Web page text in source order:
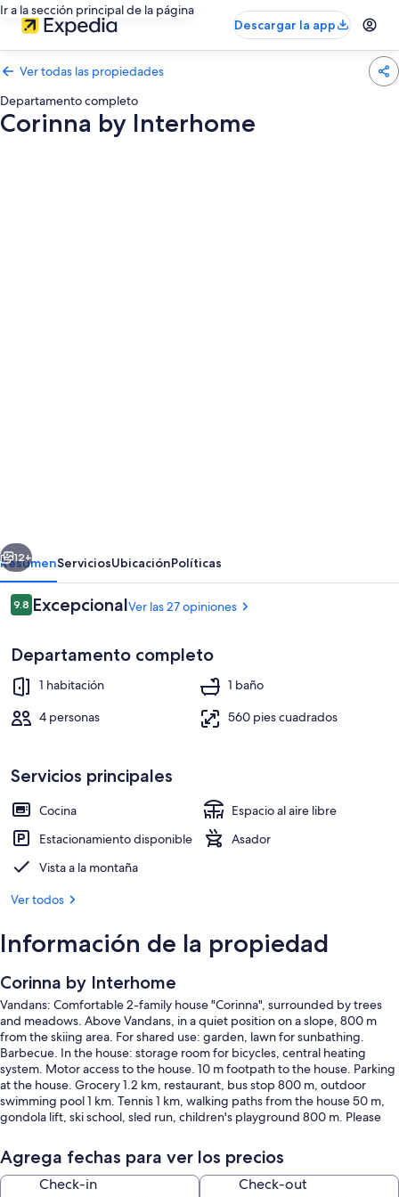
Ir a la sección principal de la página
Descargar la app
Ver todas las propiedades
Departamento completo
Corinna by Interhome
Siguiente
12+
ResumenServiciosUbicaciónPolíticas
Opiniones
9.89.8 de 10,
ExcepcionalVer las 27 opiniones
Departamento completo
1 habitación
1 baño
4 personas
560 pies cuadrados
Servicios principales
Cocina
Espacio al aire libre
Estacionamiento disponible
Asador
Vista a la montaña
Ver todos
Información de la propiedad
Corinna by Interhome
Vandans: Comfortable 2-family house "Corinna", surrounded by trees
and meadows. Above Vandans, in a quiet position on a slope, 800 m
from the skiing area. For shared use: garden, lawn for sunbathing.
Barbecue. In the house: storage room for bicycles, central heating
system. Motor access to the house. 10 m footpath to the house. Parking
at the house. Grocery 1.2 km, restaurant, bus stop 800 m, outdoor
swimming pool 1 km. Tennis 1 km, walking paths from the house 50 m,
gondola lift, ski school, sled run, children's playground 800 m. Please
in the Montafon Bergeplus program.
2-room apartment 52 m2, lower ground floor. Tasteful furnishings:
entrance hall. 1 double bedroom. Large living/sleeping room with 1
Agrega fechas para ver los precios
Check-in Check-out